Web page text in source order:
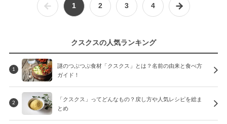
1 2 3 4
クスクスの人気ランキング
1
謎のつぶつぶ食材「クスクス」とは？名前の由来と食べ方
ガイド！
2
「クスクス」ってどんなもの？戻し方や人気レシピを総ま
とめ